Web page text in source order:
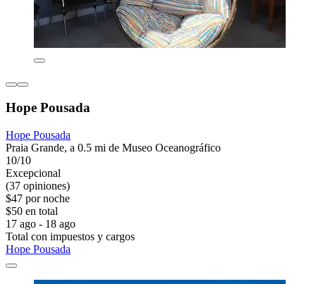
Hope Pousada
Hope Pousada
Praia Grande, a 0.5 mi de Museo Oceanográfico
10/10
Excepcional
(37 opiniones)
$47 por noche
$50 en total
17 ago - 18 ago
Total con impuestos y cargos
Hope Pousada